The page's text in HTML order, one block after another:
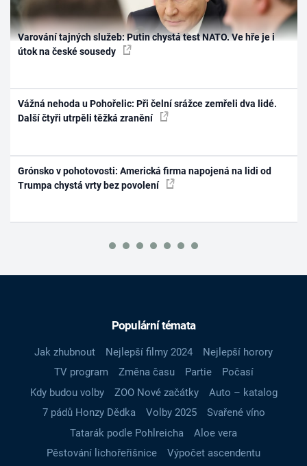
Varování tajných služeb: Putin chystá test NATO. Ve hře je i
útok na české sousedy
Vážná nehoda u Pohořelic: Při čelní srážce zemřeli dva lidé.
Další čtyři utrpěli těžká zranění
Grónsko v pohotovosti: Americká firma napojená na lidi od
Trumpa chystá vrty bez povolení
Populární témata
Jak zhubnout Nejlepší filmy 2024
Nejlepší horory
TV program
Změna času Partie
Počasí
Kdy budou volby
ZOO Nové začátky
Auto – katalog
7 pádů Honzy Dědka
Volby 2025
Svařené víno
Tatarák podle Pohlreicha
Aloe vera
Pěstování lichořeřišnice
Výpočet ascendentu